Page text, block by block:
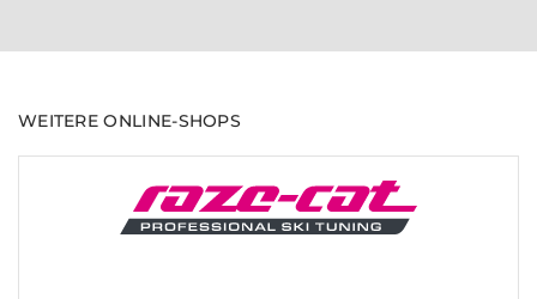
WEITERE ONLINE-SHOPS